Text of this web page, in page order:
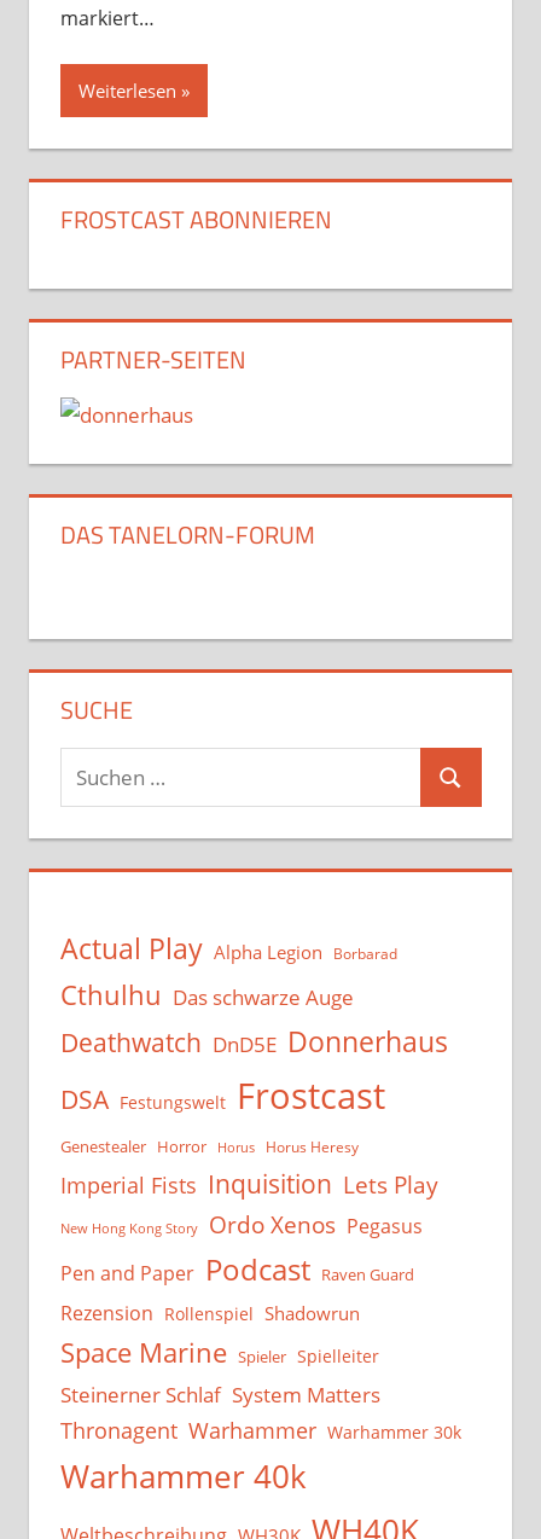
markiert…
Weiterlesen
FROSTCAST ABONNIEREN
PARTNER-SEITEN
DAS TANELORN-FORUM
SUCHE
Suchen
nach:
Suchen
Actual Play Alpha Legion Borbarad
Cthulhu Das schwarze Auge
Deathwatch DnD5E Donnerhaus
DSA Festungswelt Frostcast
Genestealer Horror Horus Horus Heresy
Imperial Fists Inquisition Lets Play
New Hong Kong Story Ordo Xenos Pegasus
Pen and Paper Podcast Raven Guard
Rezension Rollenspiel Shadowrun
Space Marine Spieler Spielleiter
Steinerner Schlaf System Matters
Thronagent Warhammer Warhammer 30k
Warhammer 40k